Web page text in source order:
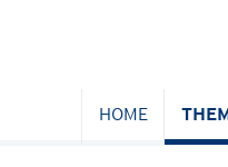
HOME